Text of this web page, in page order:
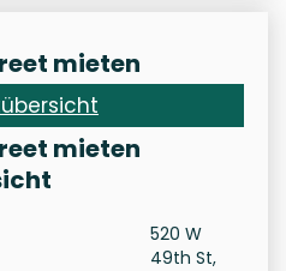
mieten
mieten
520 W
49th St,